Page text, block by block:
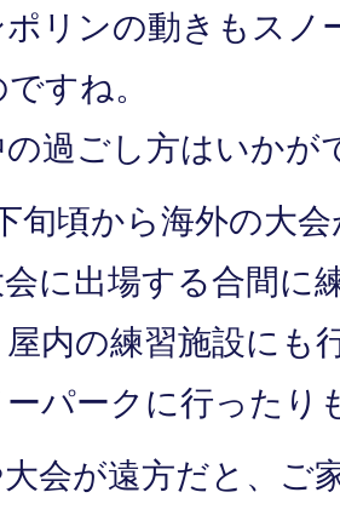
ポリンの動きもスノ
すね。
の過ごし方はいかが
旬頃から海外の大
に出場する合間に
内の練習施設にも
パークに行ったり
大会が遠方だと、ご